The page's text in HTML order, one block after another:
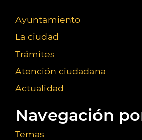
Ayuntamiento
La ciudad
Trámites
Atención ciudadana
Actualidad
Navegación
Temas